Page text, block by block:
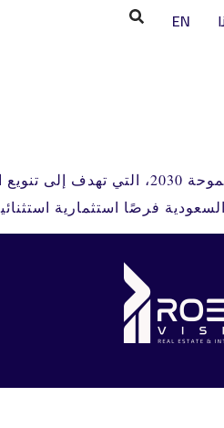
EN
أصبحت المملكة العربية السعودية وجهة
فرصًا استثمارية